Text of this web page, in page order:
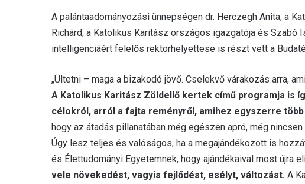
A palántaadományozási ünnepségen dr. Herczegh Anita, a
Richárd, a Katolikus Karitász országos igazgatója és
intelligenciáért felelős rektorhelyettese is részt vett a
„Ültetni – maga a bizakodó jövő. Cselekvő várakozás arra,
A Katolikus Karitász Zöldellő kertek című programja is
célokról, arról a fajta reményről, amihez egyszerre
hogy az átadás pillanatában még egészen apró, még
Úgy lesz teljes és valóságos, ha a megajándékozott is
és Élettudományi Egyetemnek, hogy ajándékaival most újra
vele növekedést, vagyis fejlődést, esélyt, változást. A